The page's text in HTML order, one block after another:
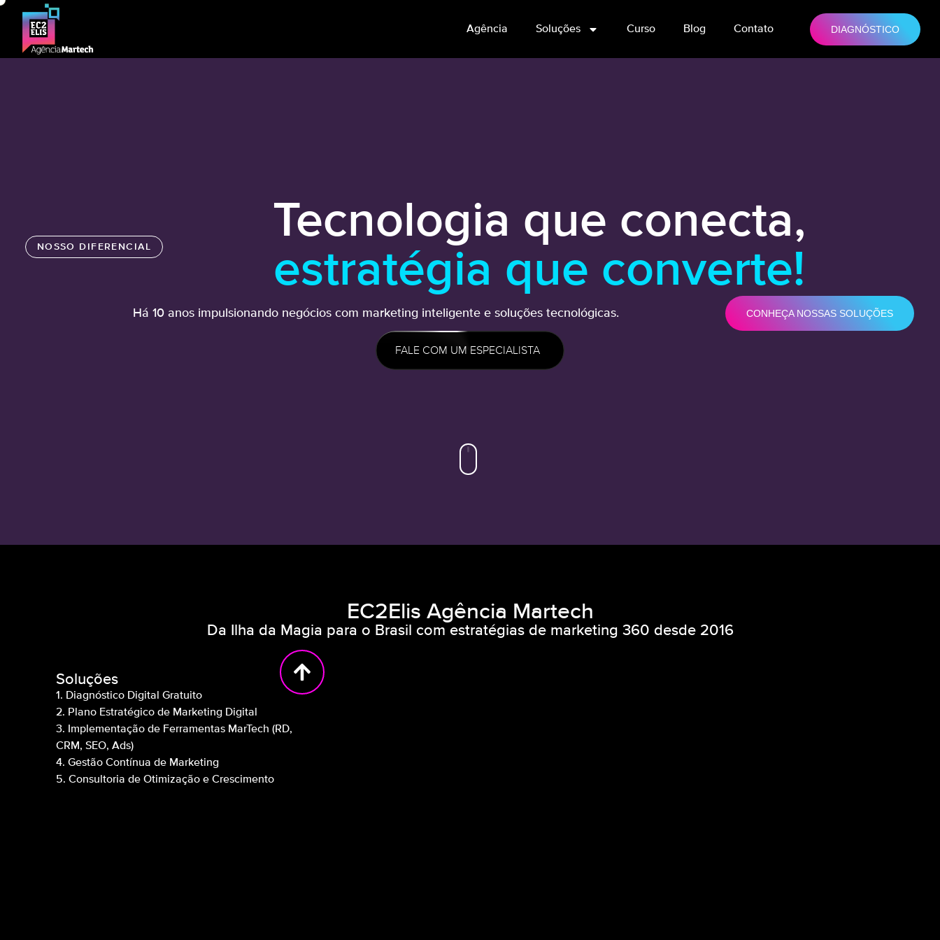
Agência Soluções Curso Blog Contato DIAGNÓSTICO
NOSSO DIFERENCIAL
Tecnologia que conecta,
estratégia que converte!
Há 10 anos impulsionando negócios com marketing inteligente e soluções tecnológicas. CONHEÇA NOSSAS SOLUÇÕES
FALE COM UM ESPECIALISTA
EC2Elis Agência Martech
Da Ilha da Magia para o Brasil com estratégias de marketing 360 desde 2016
Soluções
1. Diagnóstico Digital Gratuito
2. Plano Estratégico de Marketing Digital
3. Implementação de Ferramentas MarTech (RD,
CRM, SEO, Ads)
4. Gestão Contínua de Marketing
5. Consultoria de Otimização e Crescimento